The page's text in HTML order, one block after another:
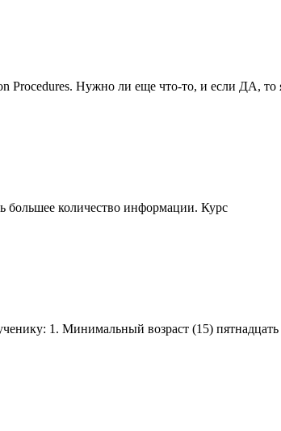
Procedures. Нужно ли еще что-то, и если ДА, то
большее количество информации. Курс
1. Минимальный возраст (15) пятнадцать